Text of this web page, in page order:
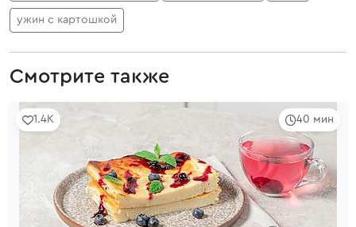
ужин с картошкой
Смотрите также
40 мин
1.4K